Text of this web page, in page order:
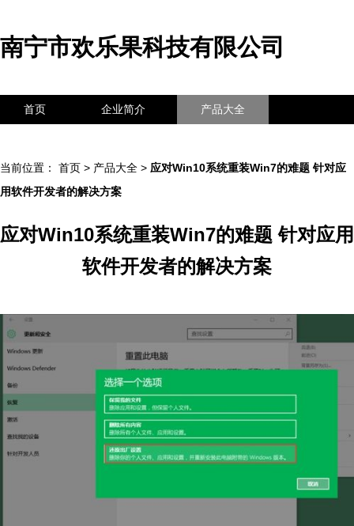
南宁市欢乐果科技有限公司
首页 企业简介 产品大全
当前位置： 首页 > 产品大全 > 应对Win10系统重装Win7的难题 针对应
用软件开发者的解决方案
应对Win10系统重装Win7的难题 针对应用
软件开发者的解决方案